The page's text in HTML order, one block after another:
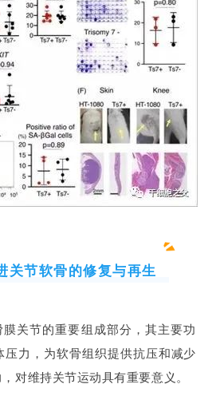
关节软骨的修复与再生
关节的重要组成部分，其主要功
力， 为软骨组织提供抗压和减少
对维持关节运动具有重要意义。